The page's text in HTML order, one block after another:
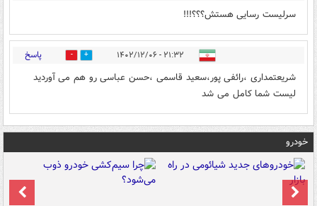
سرلیست رسایی هستش؟؟؟!!!
۲۱:۳۲ - ۱۴۰۲/۱۲/۰۶ 0 پاسخ
شریعتمداری ،رائفی پور،سعید قاسمی ،حسن عباسی رو هم می آوردید
لیست شما کامل می شد
خودرو